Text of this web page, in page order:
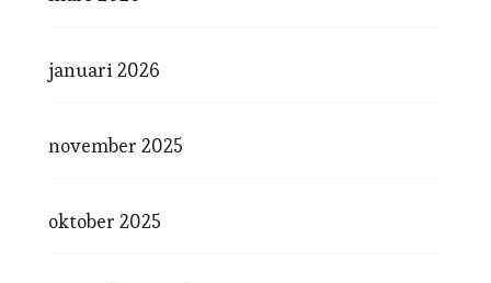
januari 2026
november 2025
oktober 2025